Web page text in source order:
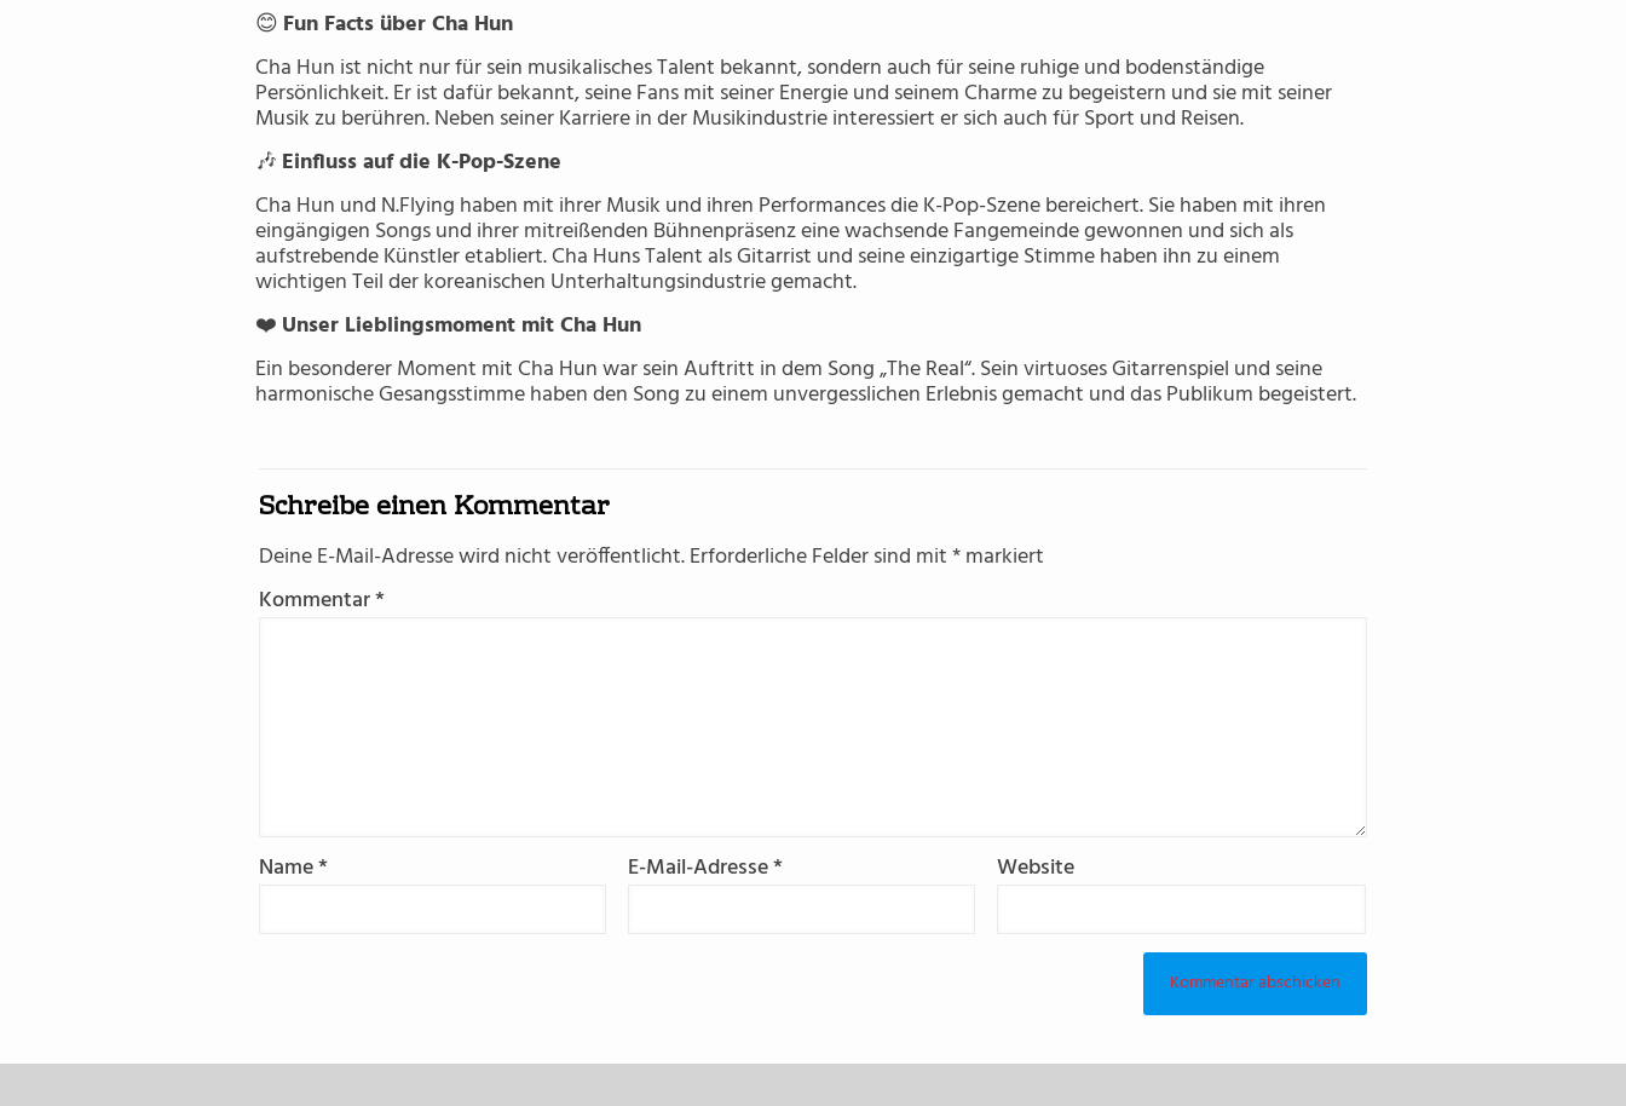
😊 Fun Facts über Cha Hun
Cha Hun ist nicht nur für sein musikalisches Talent bekannt, sondern auch für seine ruhige und bodenständige
Persönlichkeit. Er ist dafür bekannt, seine Fans mit seiner Energie und seinem Charme zu begeistern und sie mit seiner
Musik zu berühren. Neben seiner Karriere in der Musikindustrie interessiert er sich auch für Sport und Reisen.
🎶 Einfluss auf die K-Pop-Szene
Cha Hun und N.Flying haben mit ihrer Musik und ihren Performances die K-Pop-Szene bereichert. Sie haben mit ihren
eingängigen Songs und ihrer mitreißenden Bühnenpräsenz eine wachsende Fangemeinde gewonnen und sich als
aufstrebende Künstler etabliert. Cha Huns Talent als Gitarrist und seine einzigartige Stimme haben ihn zu einem
wichtigen Teil der koreanischen Unterhaltungsindustrie gemacht.
❤️ Unser Lieblingsmoment mit Cha Hun
Ein besonderer Moment mit Cha Hun war sein Auftritt in dem Song „The Real“. Sein virtuoses Gitarrenspiel und seine
harmonische Gesangsstimme haben den Song zu einem unvergesslichen Erlebnis gemacht und das Publikum begeistert.
Schreibe einen Kommentar
Deine E-Mail-Adresse wird nicht veröffentlicht.Erforderliche Felder sind mit*markiert
Kommentar*
Name* E-Mail-Adresse* Website